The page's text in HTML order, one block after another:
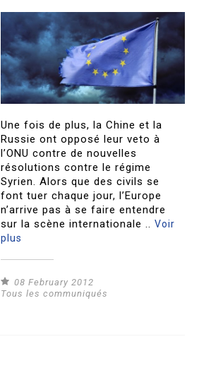
Une fois de plus, la Chine et la
Russie ont opposé leur veto à
l’ONU contre de nouvelles
résolutions contre le régime
Syrien. Alors que des civils se
font tuer chaque jour, l’Europe
n’arrive pas à se faire entendre
sur la scène internationale ..Voir
plus
08 February 2012
Tous les communiqués